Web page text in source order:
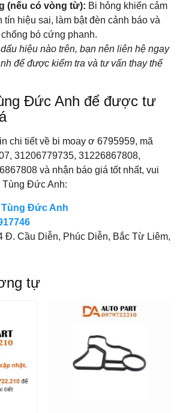
(nếu có vòng từ): Bi hỏng khiến cảm
tín hiệu sai, làm bật đèn cảnh báo và
bó cứng phanh.
hiệu nào trên, bạn nên liên hệ ngay
để được kiểm tra và tư vấn thay thế
Đức Anh để được tư
chi tiết về bi moay ơ 6795959, mã
31206779735, 31226867808,
và nhận báo giá tốt nhất, vui
Tùng Đức Anh:
Tùng Đức Anh
Đ. Cầu Diễn, Phúc Diễn, Bắc Từ Liêm,
tự